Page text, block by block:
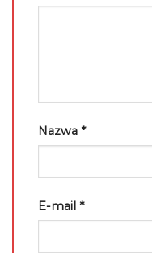
Nazwa *
E-mail *